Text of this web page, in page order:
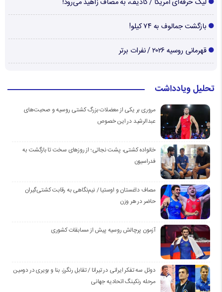
بازگشت جمالوف به ۷۴ کیلو!
قهرمانی روسیه ۲۰۲۶ / نفرات برتر
تحلیل ویادداشت
مروری بر یکی از معضلات بزرگ کشتی روسیه و صحبت‌های
عبدالرشید در این خصوص
خانواده کشتی، پشت نجاتی؛ از روزهای سخت تا بازگشت به
فدراسیون
مصاف داغستان و اوستیا / نیم‌نگاهی به رقابت کشتی‌گیران
حاضر در هر وزن
آزمون پرچالش روسیه پیش از مسابقات کشوری
دوئل سه تفکر ایرانی در تیرانا / تقابل رنگرز، بنا و بویری در دومین
مرحله رنکینگ اتحادیه جهانی